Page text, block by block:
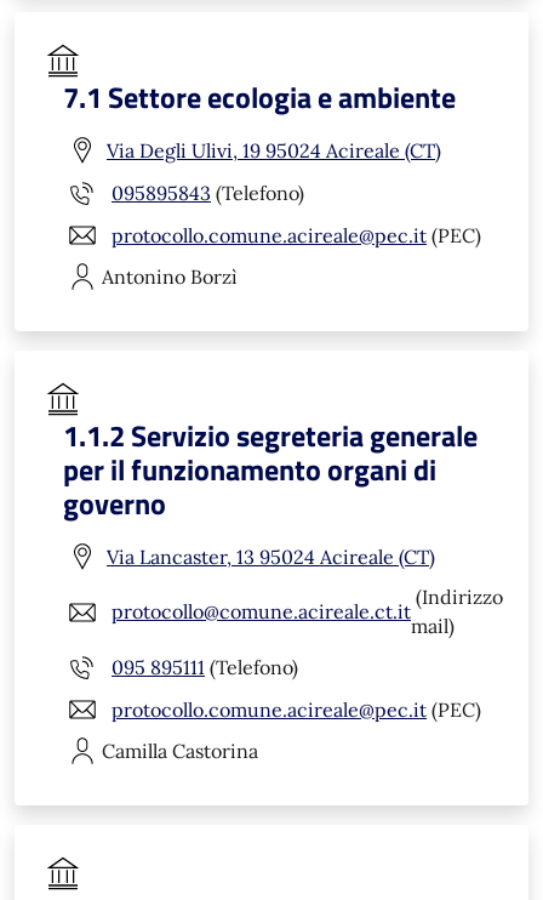
7.1 Settore ecologia e ambiente
Via Degli Ulivi, 19 95024 Acireale (CT)
095895843 (Telefono)
protocollo.comune.acireale@pec.it (PEC)
Antonino Borzì
1.1.2 Servizio segreteria generale
per il funzionamento organi di
governo
Via Lancaster, 13 95024 Acireale (CT)
protocollo@comune.acireale.ct.it
(Indirizzo
mail)
095 895111 (Telefono)
protocollo.comune.acireale@pec.it (PEC)
Camilla Castorina